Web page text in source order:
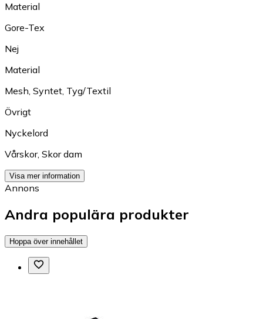
Material
Gore-Tex
Nej
Material
Mesh, Syntet, Tyg/Textil
Övrigt
Nyckelord
Vårskor, Skor dam
Visa mer information
Annons
Andra populära produkter
Hoppa över innehållet